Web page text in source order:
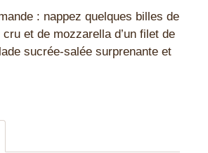
: nappez quelques billes de
et de mozzarella d’un filet de
sucrée-salée surprenante et